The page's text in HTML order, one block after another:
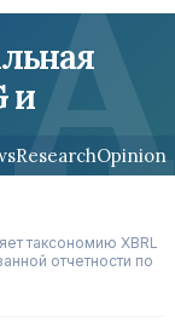
и
ResearchOpinion
A
таксономию XBRL
отчетности по